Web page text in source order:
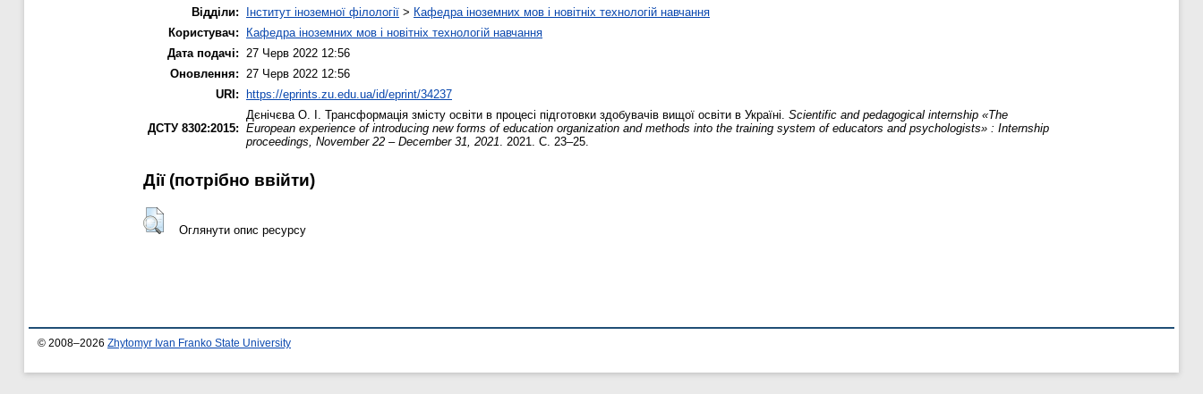
Відділи:
Інститут іноземної філології > Кафедра іноземних мов і новітніх технологій навчання
Користувач:
Кафедра іноземних мов і новітніх технологій навчання
Дата подачі: 27 Черв 2022 12:56
Оновлення: 27 Черв 2022 12:56
URI:
https://eprints.zu.edu.ua/id/eprint/34237
ДСТУ 8302:2015:
Дєнічєва О. І. Трансформація змісту освіти в процесі підготовки здобувачів вищої освіти в Україні. Scientific and pedagogical internship «The
European experience of introducing new forms of education organization and methods into the training system of educators and psychologists» : Internship
proceedings, November 22 – December 31, 2021. 2021. С. 23–25.
Дії ​​(потрібно ввійти)
Оглянути опис ресурсу
© 2008–2026 Zhytomyr Ivan Franko State University